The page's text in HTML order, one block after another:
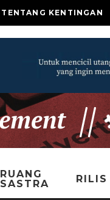
TENTANG KENTINGAN
RUANG
SASTRA
RILIS